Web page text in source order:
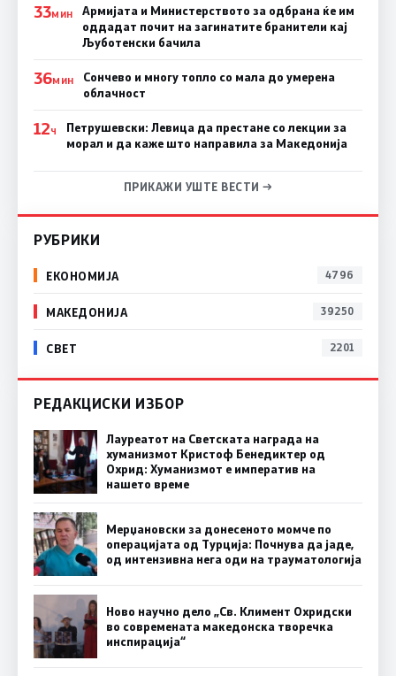
33МИН
Армијата и Министерството за одбрана ќе им
оддадат почит на загинатите бранители кај
Љуботенски бачила
36МИН
Сончево и многу топло со мала до умерена
облачност
12Ч
Петрушевски: Левица да престане со лекции за
морал и да каже што направила за Македонија
ПРИКАЖИ УШТЕ ВЕСТИ →
РУБРИКИ
ЕКОНОМИЈА 4796
МАКЕДОНИЈА 39250
СВЕТ 2201
РЕДАКЦИСКИ ИЗБОР
Лауреатот на Светската награда на
хуманизмот Кристоф Бенедиктер од
Охрид: Хуманизмот е императив на
нашето време
Мерџановски за донесеното момче по
операцијата од Турција: Почнува да јаде,
од интензивна нега оди на трауматологија
Ново научно дело „Св. Климент Охридски
во современата македонска творечка
инспирација“